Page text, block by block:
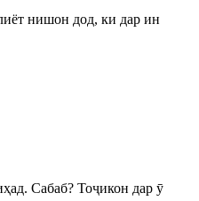
нишон дод, ки дар ин
Сабаб? Тоҷикон дар ӯ